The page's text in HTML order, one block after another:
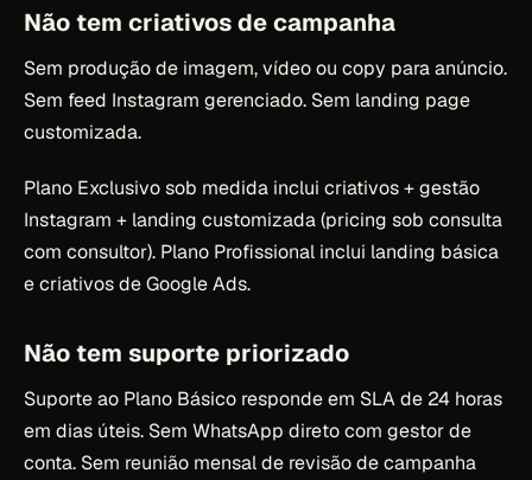
Não tem criativos de campanha
Sem produção de imagem, vídeo ou copy para anúncio.
Sem feed Instagram gerenciado. Sem landing page
customizada.
Plano Exclusivo sob medida inclui criativos + gestão
Instagram + landing customizada (pricing sob consulta
com consultor). Plano Profissional inclui landing básica
e criativos de Google Ads.
Não tem suporte priorizado
Suporte ao Plano Básico responde em SLA de 24 horas
em dias úteis. Sem WhatsApp direto com gestor de
conta. Sem reunião mensal de revisão de campanha